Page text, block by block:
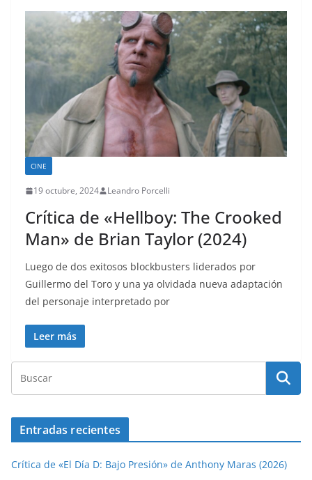
CINE
19 octubre, 2024 Leandro Porcelli
Crítica de «Hellboy: The Crooked
Man» de Brian Taylor (2024)
Luego de dos exitosos blockbusters liderados por
Guillermo del Toro y una ya olvidada nueva adaptación
del personaje interpretado por
Leer más
Entradas recientes
Crítica de «El Día D: Bajo Presión» de Anthony Maras (2026)